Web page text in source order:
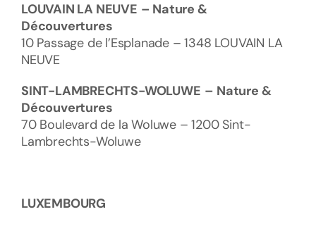
LOUVAIN LA NEUVE – Nature &
Découvertures
10 Passage de l’Esplanade – 1348 LOUVAIN LA
NEUVE
SINT-LAMBRECHTS-WOLUWE – Nature &
Découvertures
70 Boulevard de la Woluwe – 1200 Sint-
Lambrechts-Woluwe
LUXEMBOURG